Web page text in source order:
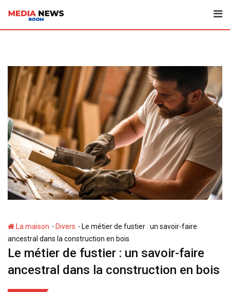
contenu
La maison - Divers - Le métier de fustier : un savoir-faire
ancestral dans la construction en bois
Le métier de fustier : un savoir-faire
ancestral dans la construction en bois